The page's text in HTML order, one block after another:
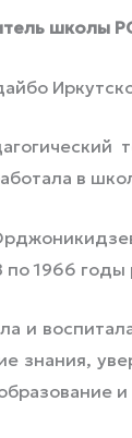
школы
в
1966
и
знания,